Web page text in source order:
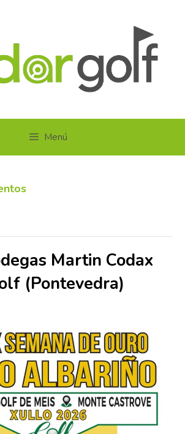
Menú
Martin Codax
(Pontevedra)